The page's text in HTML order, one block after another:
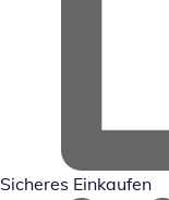
Sicheres Einkaufen